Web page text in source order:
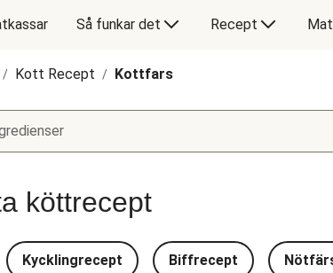
Så funkar det Recept
/ Kott Recept / Kottfars
köttrecept
Kycklingrecept Biffrecept